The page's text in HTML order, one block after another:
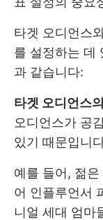
타겟 오디언스
를 설정하는 데
과 같습니다:
타겟 오디언스
오디언스가 공
있기 때문입니
예를 들어, 젊
어 인플루언서
니얼 세대 엄마